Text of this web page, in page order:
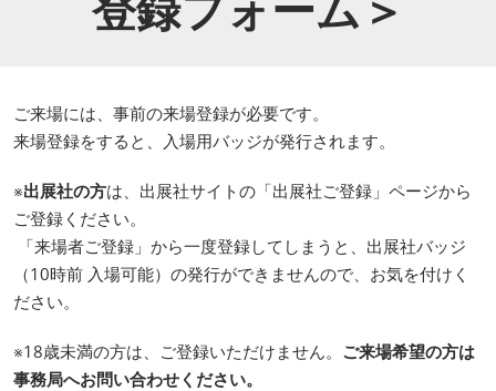
ご来場には、事前の来場登録が必要です。
来場登録をすると、入場用バッジが発行されます。
※出展社の方は、出展社サイトの「出展社ご登録」ページから
ご登録ください。
「来場者ご登録」から一度登録してしまうと、出展社バッジ
（10時前 入場可能）の発行ができませんので、お気を付けく
ださい。
※18歳未満の方は、ご登録いただけません。 ご来場希望の方は
事務局へお問い合わせください。